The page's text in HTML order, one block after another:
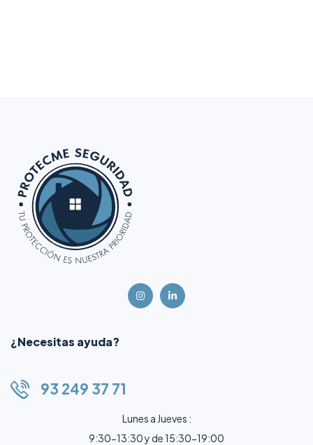
¿Necesitas ayuda?
93 249 37 71
Lunes a Jueves :
9:30-13:30 y de 15:30-19:00